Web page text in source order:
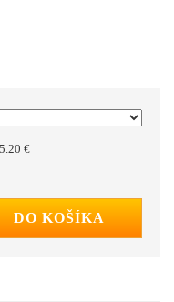
€
DO KOŠÍKA